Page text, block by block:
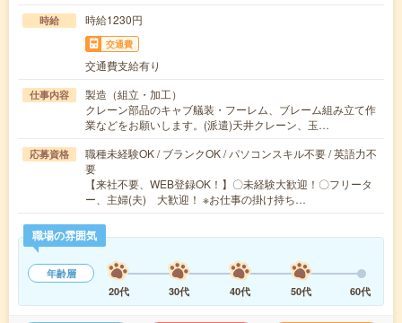
時給 時給1230円
交通費
交通費支給有り
仕事内容
製造（組立・加工）
クレーン部品のキャブ艤装・フーレム、ブレーム組み立て作
業などをお願いします。(派遣)天井クレーン、玉…
応募資格
職種未経験OK / ブランクOK / パソコンスキル不要 / 英語力不
要
【来社不要、WEB登録OK！】〇未経験大歓迎！〇フリータ
ー、主婦(夫) 大歓迎！ ※お仕事の掛け持ち…
職場の雰囲気
年齢層
20代
30代 40代 50代 60代